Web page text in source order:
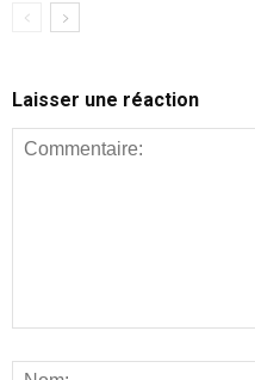
Laisser une réaction